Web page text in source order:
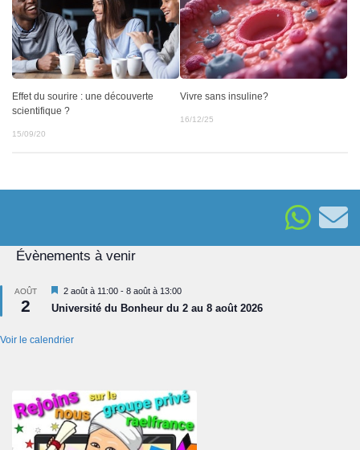
Effet du sourire : une découverte
scientifique ?
15/09/20
Vivre sans insuline?
16/12/25
Évènements à venir
AOÛT
2
Mis
en
avant
2 août à 11:00 - 8 août à 13:00
Université du Bonheur du 2 au 8 août 2026
Voir le calendrier